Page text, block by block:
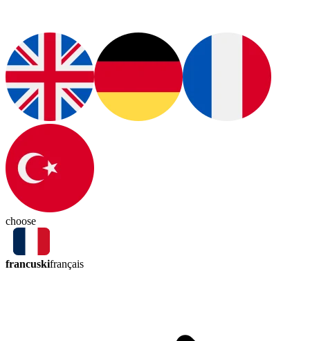
choose
francuskifrançais